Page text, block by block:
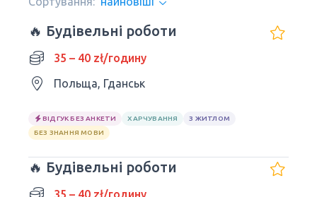
🔥 Будівельні роботи
35 – 40 zł/годину
Польща, Гданськ
ВІДГУК БЕЗ АНКЕТИ ХАРЧУВАННЯ
З ЖИТЛОМ
БЕЗ ЗНАННЯ МОВИ
🔥 Будівельні роботи
35 – 40 zł/годину